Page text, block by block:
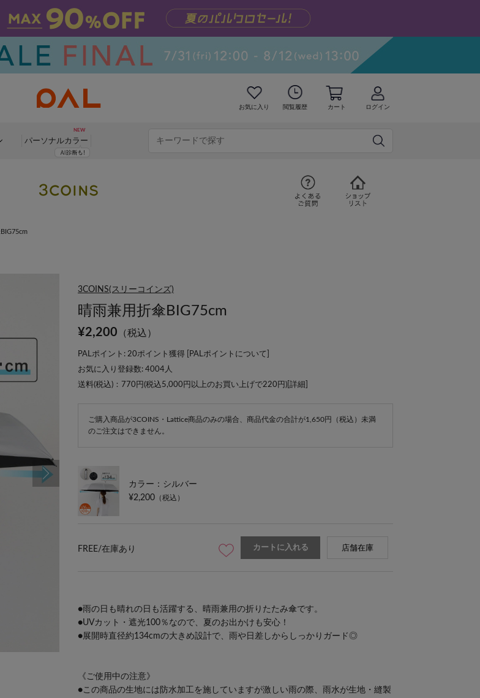
お気に入り 閲覧履歴 カート ログイン
パーソナルカラー
3COINS(スリーコインズ)
晴雨兼用折傘BIG75cm
¥2,200 （税込）
PALポイント: 20ポイント獲得 [ PALポイントについて
お気に入り登録数: 4004 人
送料(税込)：770円(税込5,000円以上のお買い上げで220円)[ 詳細
ご購入商品が3COINS・Lattice商品のみの場合、商品代金の合計が1,650円（税込）未満
のご注文はできません。
カラー：シルバー
¥2,200 （税込）
FREE/在庫あり カートに入れる 店舗在庫
●雨の日も晴れの日も活躍する、晴雨兼用の折りたたみ傘です。
●UVカット・遮光100％なので、夏のお出かけも安心！
●展開時直径約134cmの大きめ設計で、雨や日差しからしっかりガード◎
《ご使用中の注意》
●この商品の生地には防水加工を施していますが激しい雨の際、雨水が生地・縫製